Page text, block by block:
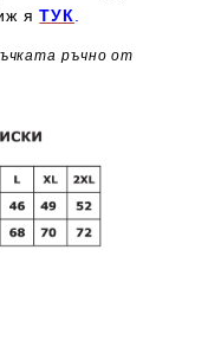
яТУК
ръчно от